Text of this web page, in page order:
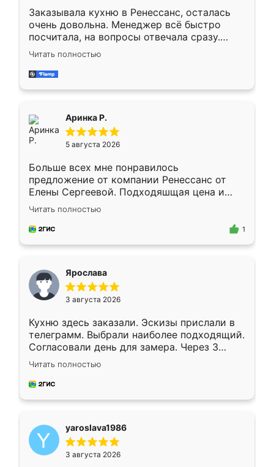
Заказывала кухню в Ренессанс, осталась
очень довольна. Менеджер всё быстро
посчитала, на вопросы отвечала сразу.
Замерщик приехал в субботу, подошёл к
делу со всей ответственностью. Собрали
за день, ребята работали аккуратно, даже
Читать полностью
Аринка Р.
5 августа 2026
Больше всех мне понравилось
предложение от компании Ренессанс от
Елены Сергеевой. Подходяшщая цена и
короткие сроки изготовления. Приехавший
для замера сотрудник Владислав
предложил по моему эскизу самый
Читать полностью
1
Ярослава
3 августа 2026
Кухню здесь заказали. Эскизы прислали в
телеграмм. Выбрали наиболее подходящий.
Согласовали день для замера. Через 3
недели кухня была уже готова. Остались
довольны работой. Спасибо Ренессанс
мебель за качественную работу!
Читать полностью
yaroslava1986
3 августа 2026